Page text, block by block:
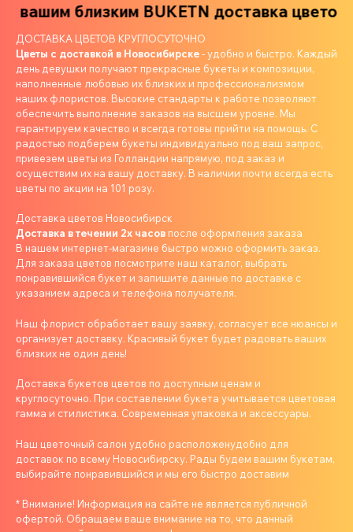
близкимBUKETN доставка цветов
ДОСТАВКА ЦВЕТОВ КРУГЛОСУТОЧНО
Цветы с доставкой в Новосибирске- удобно и быстро. Каждый
день девушки получают прекрасные букеты и композиции,
наполненные любовью их близких и профессионализмом
наших флористов. Высокие стандарты к работе позволяют
обеспечить выполнение заказов на высшем уровне. Мы
гарантируем качество и всегда готовы прийти на помощь. С
радостью подберем букеты индивидуально под ваш запрос,
привезем цветы из Голландии напрямую, под заказ и
осуществим их на вашу доставку. В наличии почти всегда есть
цветы по акции на 101 розу.
Доставка цветов Новосибирск
Доставка в течении 2х часов после оформления заказа
В нашем интернет-магазине быстро можно оформить заказ.
Для заказа цветов посмотрите наш каталог, выбрать
понравившийся букет и запишите данные по доставке с
указанием адреса и телефона получателя.
Наш флорист обработает вашу заявку, согласует все нюансы и
организует доставку. Красивый букет будет радовать ваших
близких не один день!
Доставка букетов цветов по доступным ценам и
круглосуточно. При составлении букета учитывается цветовая
гамма и стилистика. Современная упаковка и аксессуары.
Наш цветочный салон удобно расположенудобно для
доставок по всему Новосибирску. Рады будем вашим букетам,
выбирайте понравившийся и мы его быстро доставим
* Внимание! Информация на сайте не является публичной
офертой. Обращаем ваше внимание на то, что данный